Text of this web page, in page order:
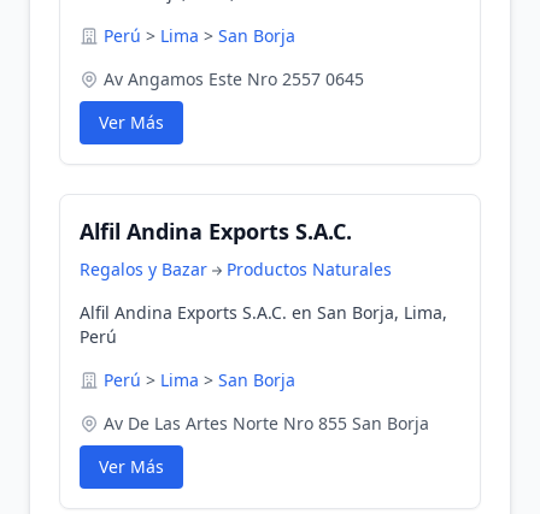
Perú > Lima > San Borja
Av Angamos Este Nro 2557 0645
Ver Más
Alfil Andina Exports S.A.C.
Regalos y Bazar
Productos Naturales
Alfil Andina Exports S.A.C. en San Borja, Lima,
Perú
Perú > Lima > San Borja
Av De Las Artes Norte Nro 855 San Borja
Ver Más